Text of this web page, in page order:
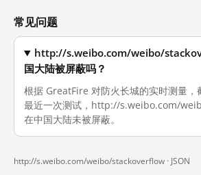
常见问题
http://s.weibo.com/weibo/
国大陆被屏蔽吗？
根据 GreatFire 对防火长城的实时测量，
最近一次测试，http://s.weibo.com/
在中国大陆未被屏蔽。
http://s.weibo.com/weibo/stackoverflow · JSON